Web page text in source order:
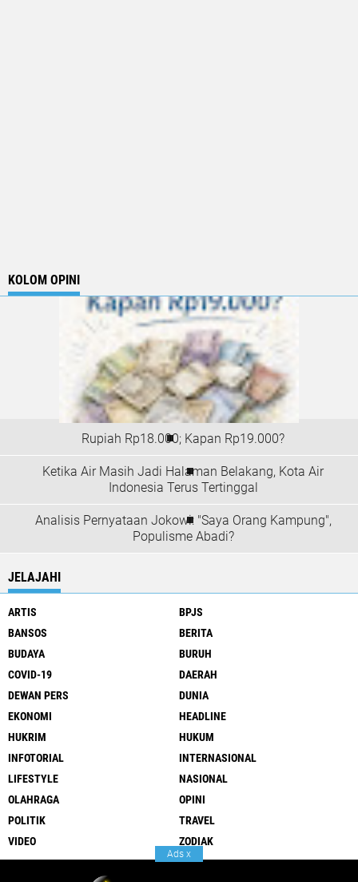
KOLOM OPINI
Rupiah Rp18.000; Kapan Rp19.000?
Ketika Air Masih Jadi Halaman Belakang, Kota Air
Indonesia Terus Tertinggal
Analisis Pernyataan Jokowi: "Saya Orang Kampung",
Populisme Abadi?
JELAJAHI
ARTIS
BPJS
BANSOS
BERITA
BUDAYA
BURUH
COVID-19
DAERAH
DEWAN PERS
DUNIA
EKONOMI
HEADLINE
HUKRIM
HUKUM
INFOTORIAL
INTERNASIONAL
LIFESTYLE
NASIONAL
OLAHRAGA
OPINI
POLITIK
TRAVEL
VIDEO
ZODIAK
Ads x